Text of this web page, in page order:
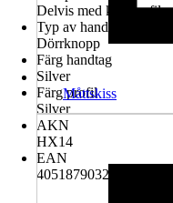
Delvis med kantprofil
Typ av handtag
Dörrknopp
Färg handtag
Silver
Färg profil
Silver
AKN
HX14
EAN
4051879032988
Måttskiss